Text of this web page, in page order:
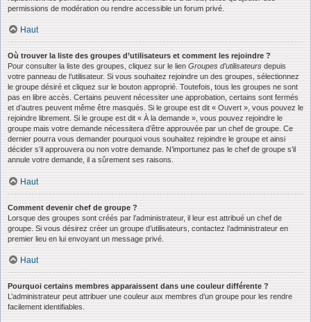
permissions de modération ou rendre accessible un forum privé.
Haut
Où trouver la liste des groupes d’utilisateurs et comment les rejoindre ?
Pour consulter la liste des groupes, cliquez sur le lien Groupes d’utilisateurs depuis
votre panneau de l’utilisateur. Si vous souhaitez rejoindre un des groupes, sélectionnez
le groupe désiré et cliquez sur le bouton approprié. Toutefois, tous les groupes ne sont
pas en libre accès. Certains peuvent nécessiter une approbation, certains sont fermés
et d’autres peuvent même être masqués. Si le groupe est dit « Ouvert », vous pouvez le
rejoindre librement. Si le groupe est dit « À la demande », vous pouvez rejoindre le
groupe mais votre demande nécessitera d’être approuvée par un chef de groupe. Ce
dernier pourra vous demander pourquoi vous souhaitez rejoindre le groupe et ainsi
décider s’il approuvera ou non votre demande. N’importunez pas le chef de groupe s’il
annule votre demande, il a sûrement ses raisons.
Haut
Comment devenir chef de groupe ?
Lorsque des groupes sont créés par l’administrateur, il leur est attribué un chef de
groupe. Si vous désirez créer un groupe d’utilisateurs, contactez l’administrateur en
premier lieu en lui envoyant un message privé.
Haut
Pourquoi certains membres apparaissent dans une couleur différente ?
L’administrateur peut attribuer une couleur aux membres d’un groupe pour les rendre
facilement identifiables.